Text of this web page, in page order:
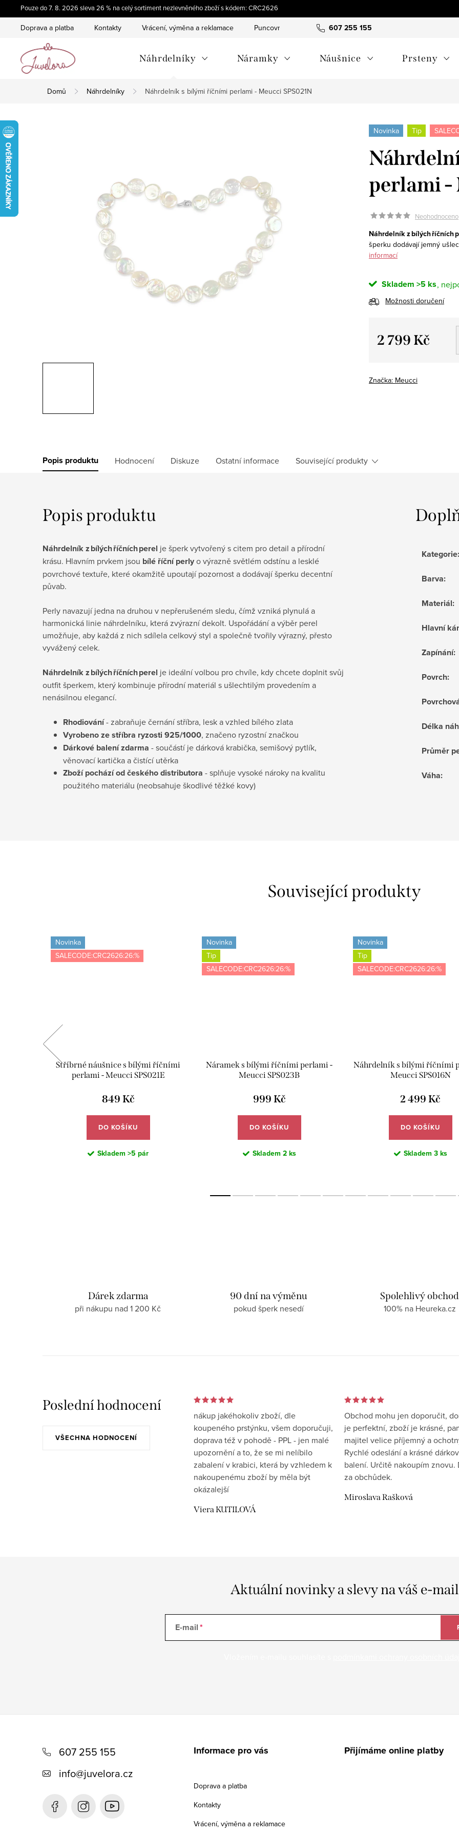
na
Pouze do 7. 8. 2026 sleva 26 % na celý sortiment nezlevněného zboží s kódem: CRC2626
607 255 155
Doprava a platba Kontakty Vrácení, výměna a reklamace Puncovní značky Hodnocení obchodu
Náhrdelníky Náramky Náušnice Prsteny
Domů Náhrdelníky Náhrdelník s bílými říčními perlami - Meucci SPS021N
Novinka Tip
perlami -
Neohodnoceno
Náhrdelník z bílých říčních
šperku dodávají jemný
informací
Skladem >5 ks
Možnosti doručení
2 799 Kč
Značka: Meucci
Popis produktu Hodnocení Diskuze Ostatní informace Související produkty
Popis produktu
Náhrdelník z bílých říčních perel je šperk vytvořený s citem pro detail a přírodní
krásu. Hlavním prvkem jsou bílé říční perlyo výrazně světlém odstínu a lesklé
povrchové textuře, které okamžitě upoutají pozornost a dodávají šperku decentní
půvab.
Perly navazují jedna na druhou v nepřerušeném sledu, čímž vzniká plynulá a
harmonická linie náhrdelníku, která zvýrazní dekolt. Uspořádání a výběr perel
umožňuje, aby každá z nich sdílela celkový styl a společně tvořily výrazný, přesto
vyvážený celek.
Náhrdelník z bílých říčních perel je ideální volbou pro chvíle, kdy chcete doplnit svůj
outfit šperkem, který kombinuje přírodní materiál s ušlechtilým provedením a
nenásilnou elegancí.
Rhodiování- zabraňuje černání stříbra, lesk a vzhled bílého zlata
Vyrobeno ze stříbra ryzosti 925/1000, značeno ryzostní značkou
Dárkové balení zdarma - součástí je dárková krabička, semišový pytlík,
věnovací kartička a čistící utěrka
Zboží pochází od českého distributora - splňuje vysoké nároky na kvalitu
použitého materiálu (neobsahuje škodlivé těžké kovy)
Kategorie:
Barva:
Materiál:
Hlavní
Zapínání:
Povrch:
Délka
Průměr
Váha:
Související produkty
Novinka
SALECODE:CRC2626:26:%
Stříbrné náušnice s bílými říčními
perlami - Meucci SPS021E
849 Kč
DO KOŠÍKU
Skladem >5 pár
Novinka
Tip
SALECODE:CRC2626:26:%
Náramek s bílými říčními perlami -
Meucci SPS023B
999 Kč
DO KOŠÍKU
Skladem 2 ks
Novinka
Tip
SALECODE:CRC2626:26:%
Náhrdelník s bílými říčními
Meucci SPS016N
2 499 Kč
DO KOŠÍKU
Skladem 3 ks
Dárek zdarma
při nákupu nad 1 200 Kč
90 dní na výměnu
pokud šperk nesedí
Spolehlivý obchod
100% na Heureka.cz
Poslední hodnocení
VŠECHNA HODNOCENÍ
nákup jakéhokoliv zboží, dle
koupeného prstýnku, všem doporučuji,
doprava též v pohodě - PPL - jen malé
upozornění a to, že se mi nelíbilo
zabalení v krabici, která by vzhledem k
nakoupenému zboží by měla být
okázalejší
Viera KUTILOVÁ
Obchod mohu jen doporučit,
je perfektní, zboží je krásné,
majitel velice příjemný a
Rychlé odeslání a krásné
balení. Určitě nakoupím znovu.
za obchůdek.
Miroslava Rašková
Aktuální novinky a slevy na váš e-mail
E-mail
607 255 155
info@juvelora.cz
Informace pro vás
Doprava a platba
Kontakty
Vrácení, výměna a reklamace
Přijímáme online platby